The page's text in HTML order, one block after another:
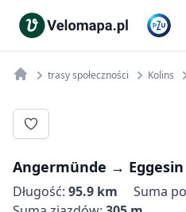
trasy społeczności Kolins
Angermünde‬ → ‪Eggesin
Długość: 95.9 km Suma